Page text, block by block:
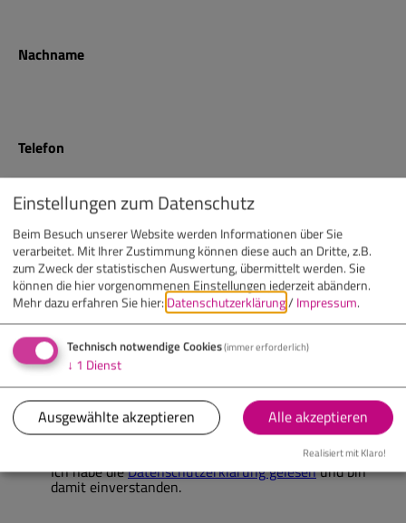
Nachname
Telefon
E-Mail
Nachricht(optional)
Ich habe dieDatenschutzerklärung gelesenund bin
damit einverstanden.
Einstellungen zum Datenschutz
Beim Besuch unserer Website werden Informationen über Sie
verarbeitet. Mit Ihrer Zustimmung können diese auch an Dritte, z.B.
zum Zweck der statistischen Auswertung, übermittelt werden. Sie
können die hier vorgenommenen Einstellungen jederzeit abändern.
Mehr dazu erfahren Sie hier:Datenschutzerklärung/Impressum.
Technisch notwendige Cookies(immer erforderlich)
↓ 1 Dienst
Ausgewählte akzeptieren Alle akzeptieren
Realisiert mit Klaro!